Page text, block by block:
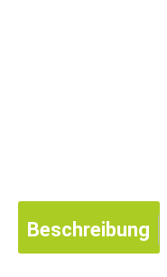
Beschreibung